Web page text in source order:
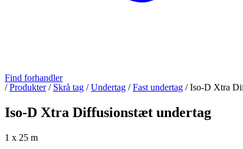
Find forhandler
/ Produkter / Skrå tag / Undertag / Fast undertag / Iso-D Xtra
Iso-D Xtra Diffusionstæt undertag
1 x 25 m